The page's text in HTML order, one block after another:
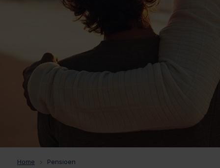
Home Pensioen